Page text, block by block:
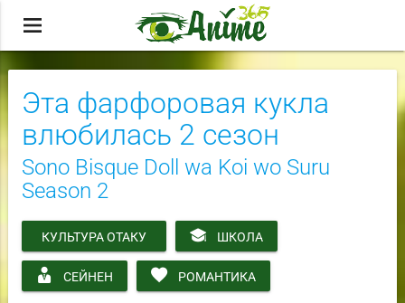
menu
Эта фарфоровая кукла
влюбилась 2 сезон
Sono Bisque Doll wa Koi wo Suru
Season 2
КУЛЬТУРА ОТАКУ ШКОЛА
СЕЙНЕН РОМАНТИКА